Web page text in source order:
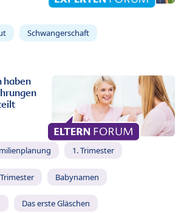
Schwangerschaft
haben
1. Trimester
Babynamen
Das erste Gläschen